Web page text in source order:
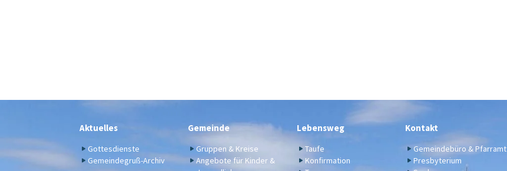
Aktuelles
Gottesdienste
Gemeindegruß-Archiv
Gemeinde
Gruppen & Kreise
Angebote für Kinder &
Lebensweg
Taufe
Konfirmation
Kontakt
Gemeindebüro & Pfarramt
Presbyterium